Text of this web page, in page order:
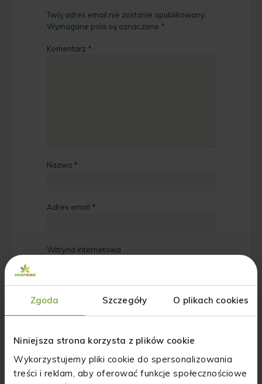
Zgoda Szczegóły O plikach cookies
Niniejsza strona korzysta z plików cookie
Wykorzystujemy pliki cookie do spersonalizowania
treści i reklam, aby oferować funkcje społecznościowe
Twój adres email nie zostanie opublikowany.
Wymagane pola są oznaczone *
Komentarz *
Nazwa *
Adres email *
Witryna internetowa
podczas pisania kolejnych komentarzy.